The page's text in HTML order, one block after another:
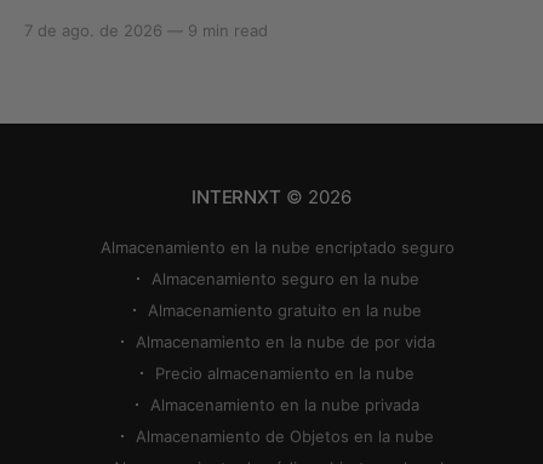
cómo reducir el tamaño de las fotos en iPhone o
puedes utilizar
7 de ago. de 2026 — 9 min read
INTERNXT © 2026
Almacenamiento en la nube encriptado seguro
Almacenamiento seguro en la nube
Almacenamiento gratuito en la nube
Almacenamiento en la nube de por vida
Precio almacenamiento en la nube
Almacenamiento en la nube privada
Almacenamiento de Objetos en la nube